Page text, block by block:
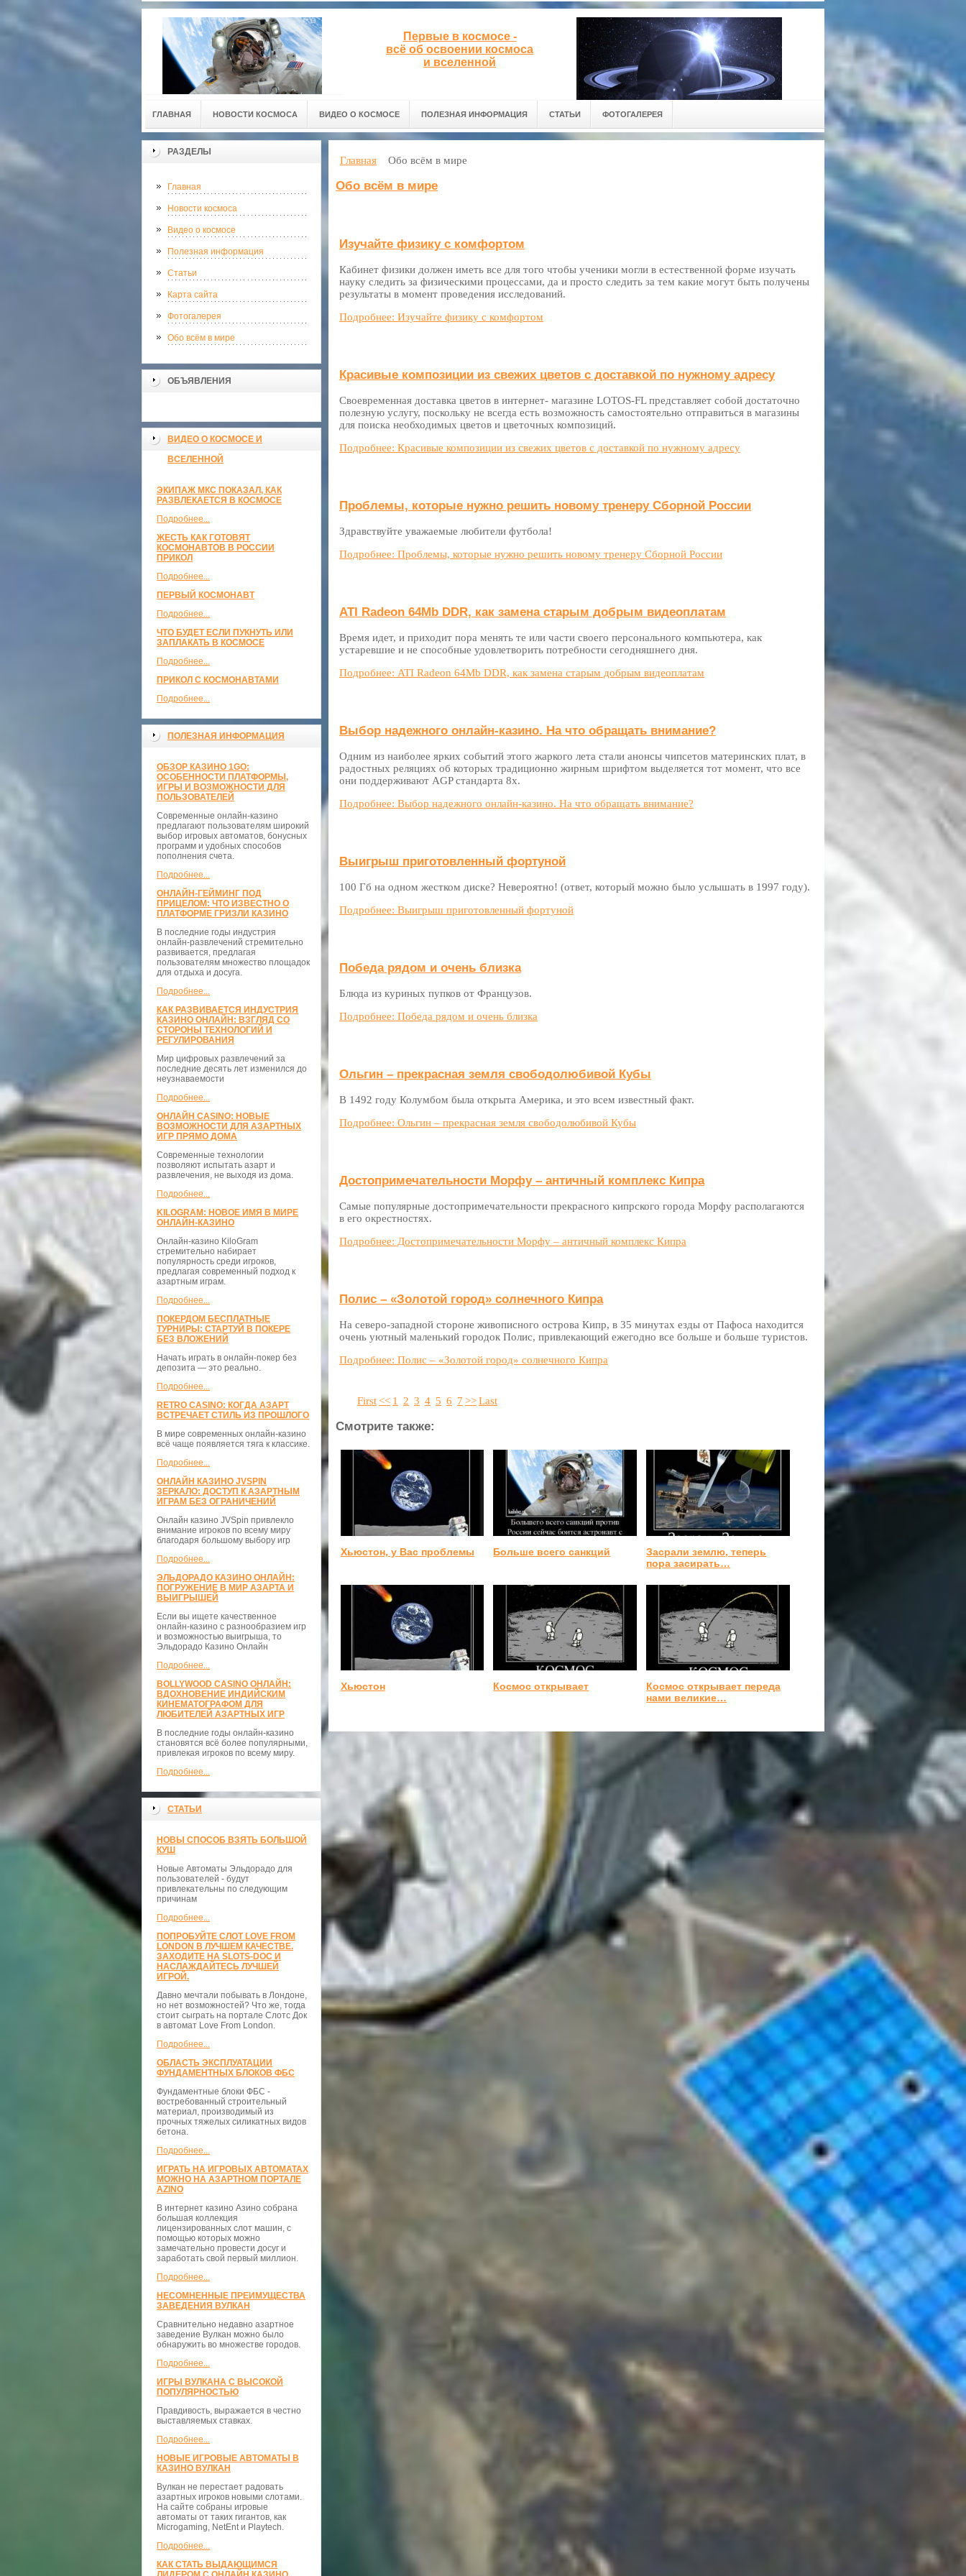
Первые в космосе -
всё об освоении космоса
и вселенной
ГЛАВНАЯ НОВОСТИ КОСМОСА ВИДЕО О КОСМОСЕ ПОЛЕЗНАЯ ИНФОРМАЦИЯ СТАТЬИ ФОТОГАЛЕРЕЯ
РАЗДЕЛЫ
Главная
Новости космоса
Видео о космосе
Полезная информация
Статьи
Карта сайта
Фотогалерея
Обо всём в мире
ОБЪЯВЛЕНИЯ
ВИДЕО О КОСМОСЕ И
ВСЕЛЕННОЙ
ЭКИПАЖ МКС ПОКАЗАЛ, КАК
РАЗВЛЕКАЕТСЯ В КОСМОСЕ
Подробнее...
ЖЕСТЬ КАК ГОТОВЯТ
КОСМОНАВТОВ В РОССИИ
ПРИКОЛ
Подробнее...
ПЕРВЫЙ КОСМОНАВТ
Подробнее...
ЧТО БУДЕТ ЕСЛИ ПУКНУТЬ ИЛИ
ЗАПЛАКАТЬ В КОСМОСЕ
Подробнее...
ПРИКОЛ С КОСМОНАВТАМИ
Подробнее...
ПОЛЕЗНАЯ ИНФОРМАЦИЯ
ОБЗОР КАЗИНО 1GO:
ОСОБЕННОСТИ ПЛАТФОРМЫ,
ИГРЫ И ВОЗМОЖНОСТИ ДЛЯ
ПОЛЬЗОВАТЕЛЕЙ
Современные онлайн-казино
предлагают пользователям широкий
выбор игровых автоматов, бонусных
программ и удобных способов
пополнения счета.
Подробнее...
ОНЛАЙН-ГЕЙМИНГ ПОД
ПРИЦЕЛОМ: ЧТО ИЗВЕСТНО О
ПЛАТФОРМЕ ГРИЗЛИ КАЗИНО
В последние годы индустрия
онлайн-развлечений стремительно
развивается, предлагая
пользователям множество площадок
для отдыха и досуга.
Подробнее...
КАК РАЗВИВАЕТСЯ ИНДУСТРИЯ
КАЗИНО ОНЛАЙН: ВЗГЛЯД СО
СТОРОНЫ ТЕХНОЛОГИЙ И
РЕГУЛИРОВАНИЯ
Мир цифровых развлечений за
последние десять лет изменился до
неузнаваемости
Подробнее...
ОНЛАЙН CASINO: НОВЫЕ
ВОЗМОЖНОСТИ ДЛЯ АЗАРТНЫХ
ИГР ПРЯМО ДОМА
Современные технологии
позволяют испытать азарт и
развлечения, не выходя из дома.
Подробнее...
KILOGRAM: НОВОЕ ИМЯ В МИРЕ
ОНЛАЙН-КАЗИНО
Онлайн-казино KiloGram
стремительно набирает
популярность среди игроков,
предлагая современный подход к
азартным играм.
Подробнее...
ПОКЕРДОМ БЕСПЛАТНЫЕ
ТУРНИРЫ: СТАРТУЙ В ПОКЕРЕ
БЕЗ ВЛОЖЕНИЙ
Начать играть в онлайн-покер без
депозита — это реально.
Подробнее...
RETRO CASINO: КОГДА АЗАРТ
ВСТРЕЧАЕТ СТИЛЬ ИЗ ПРОШЛОГО
В мире современных онлайн-казино
всё чаще появляется тяга к классике.
Подробнее...
ОНЛАЙН КАЗИНО JVSPIN
ЗЕРКАЛО: ДОСТУП К АЗАРТНЫМ
ИГРАМ БЕЗ ОГРАНИЧЕНИЙ
Онлайн казино JVSpin привлекло
внимание игроков по всему миру
благодаря большому выбору игр
Подробнее...
ЭЛЬДОРАДО КАЗИНО ОНЛАЙН:
ПОГРУЖЕНИЕ В МИР АЗАРТА И
ВЫИГРЫШЕЙ
Если вы ищете качественное
онлайн-казино с разнообразием игр
и возможностью выигрыша, то
Эльдорадо Казино Онлайн
Подробнее...
BOLLYWOOD CASINO ОНЛАЙН:
ВДОХНОВЕНИЕ ИНДИЙСКИМ
КИНЕМАТОГРАФОМ ДЛЯ
ЛЮБИТЕЛЕЙ АЗАРТНЫХ ИГР
В последние годы онлайн-казино
становятся всё более популярными,
привлекая игроков по всему миру.
Подробнее...
СТАТЬИ
НОВЫ СПОСОБ ВЗЯТЬ БОЛЬШОЙ
КУШ
Новые Автоматы Эльдорадо для
пользователей - будут
привлекательны по следующим
причинам
Подробнее...
ПОПРОБУЙТЕ СЛОТ LOVE FROM
LONDON В ЛУЧШЕМ КАЧЕСТВЕ.
ЗАХОДИТЕ НА SLOTS-DOC И
НАСЛАЖДАЙТЕСЬ ЛУЧШЕЙ
ИГРОЙ.
Давно мечтали побывать в Лондоне,
но нет возможностей? Что же, тогда
стоит сыграть на портале Слотс Док
в автомат Love From London.
Подробнее...
ОБЛАСТЬ ЭКСПЛУАТАЦИИ
ФУНДАМЕНТНЫХ БЛОКОВ ФБС
Фундаментные блоки ФБС -
востребованный строительный
материал, производимый из
прочных тяжелых силикатных видов
бетона.
Подробнее...
ИГРАТЬ НА ИГРОВЫХ АВТОМАТАХ
МОЖНО НА АЗАРТНОМ ПОРТАЛЕ
AZINO
В интернет казино Азино собрана
большая коллекция
лицензированных слот машин, с
помощью которых можно
замечательно провести досуг и
заработать свой первый миллион.
Подробнее...
НЕСОМНЕННЫЕ ПРЕИМУЩЕСТВА
ЗАВЕДЕНИЯ ВУЛКАН
Сравнительно недавно азартное
заведение Вулкан можно было
обнаружить во множестве городов.
Подробнее...
ИГРЫ ВУЛКАНА С ВЫСОКОЙ
ПОПУЛЯРНОСТЬЮ
Правдивость, выражается в честно
выставляемых ставках.
Подробнее...
НОВЫЕ ИГРОВЫЕ АВТОМАТЫ В
КАЗИНО ВУЛКАН
Вулкан не перестает радовать
азартных игроков новыми слотами.
На сайте собраны игровые
автоматы от таких гигантов, как
Microgaming, NetEnt и Playtech.
Подробнее...
КАК СТАТЬ ВЫДАЮЩИМСЯ
Главная Обо всём в мире
Обо всём в мире
Изучайте физику с комфортом
Кабинет физики должен иметь все для того чтобы ученики могли в естественной форме изучать
науку следить за физическими процессами, да и просто следить за тем какие могут быть получены
результаты в момент проведения исследований.
Подробнее: Изучайте физику с комфортом
Красивые композиции из свежих цветов с доставкой по нужному адресу
Своевременная доставка цветов в интернет- магазине LOTOS-FL представляет собой достаточно
полезную услугу, поскольку не всегда есть возможность самостоятельно отправиться в магазины
для поиска необходимых цветов и цветочных композиций.
Подробнее: Красивые композиции из свежих цветов с доставкой по нужному адресу
Проблемы, которые нужно решить новому тренеру Сборной России
Здравствуйте уважаемые любители футбола!
Подробнее: Проблемы, которые нужно решить новому тренеру Сборной России
ATI Radeon 64Mb DDR, как замена старым добрым видеоплатам
Время идет, и приходит пора менять те или части своего персонального компьютера, как
устаревшие и не способные удовлетворить потребности сегодняшнего дня.
Подробнее: ATI Radeon 64Mb DDR, как замена старым добрым видеоплатам
Выбор надежного онлайн-казино. На что обращать внимание?
Одним из наиболее ярких событий этого жаркого лета стали анонсы чипсетов материнских плат, в
радостных реляциях об которых традиционно жирным шрифтом выделяется тот момент, что все
они поддерживают AGP стандарта 8х.
Подробнее: Выбор надежного онлайн-казино. На что обращать внимание?
Выигрыш приготовленный фортуной
100 Гб на одном жестком диске? Невероятно! (ответ, который можно было услышать в 1997 году).
Подробнее: Выигрыш приготовленный фортуной
Победа рядом и очень близка
Блюда из куриных пупков от Французов.
Подробнее: Победа рядом и очень близка
Ольгин – прекрасная земля свободолюбивой Кубы
В 1492 году Колумбом была открыта Америка, и это всем известный факт.
Подробнее: Ольгин – прекрасная земля свободолюбивой Кубы
Достопримечательности Морфу – античный комплекс Кипра
Самые популярные достопримечательности прекрасного кипрского города Морфу располагаются
в его окрестностях.
Подробнее: Достопримечательности Морфу – античный комплекс Кипра
Полис – «Золотой город» солнечного Кипра
На северо-западной стороне живописного острова Кипр, в 35 минутах езды от Пафоса находится
очень уютный маленький городок Полис, привлекающий ежегодно все больше и больше туристов.
Подробнее: Полис – «Золотой город» солнечного Кипра
First<< 1 2 3 4 5 6 7 >>Last
Смотрите также:
Хьюстон, у Вас проблемы Больше всего санкций
Засрали землю, теперь
пора засирать…
Хьюстон Космос открывает
Космос открывает переда
нами великие…